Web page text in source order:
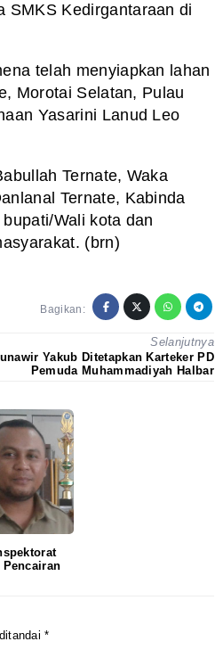
SMKS Kedirgantaraan di
telah menyiapkan lahan
Morotai Selatan, Pulau
Yasarini Lanud Leo
Ternate, Waka
Ternate, Kabinda
Wali kota dan
(brn)
Bagikan:
Selanjutnya
Yakub Ditetapkan Karteker PD
Pemuda Muhammadiyah Halbar
Pencairan
*